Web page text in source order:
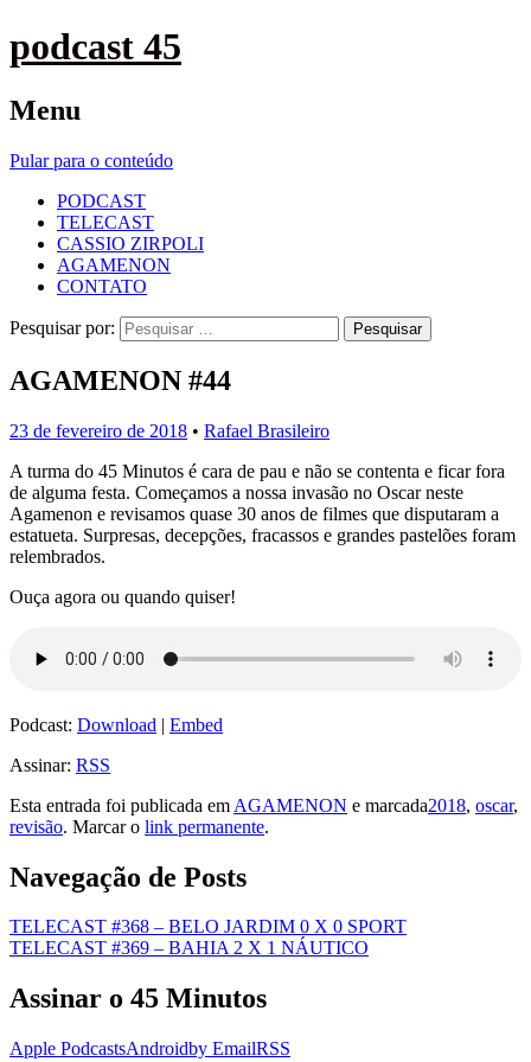
podcast 45
Menu
Pular para o conteúdo
PODCAST
TELECAST
CASSIO ZIRPOLI
AGAMENON
CONTATO
Pesquisar por:
AGAMENON #44
23 de fevereiro de 2018 • Rafael Brasileiro
A turma do 45 Minutos é cara de pau e não se contenta e ficar fora
de alguma festa. Começamos a nossa invasão no Oscar neste
Agamenon e revisamos quase 30 anos de filmes que disputaram a
estatueta. Surpresas, decepções, fracassos e grandes pastelões foram
relembrados.
Ouça agora ou quando quiser!
Podcast: Download | Embed
Assinar: RSS
Esta entrada foi publicada em AGAMENON e marcada2018, oscar,
revisão. Marcar o link permanente.
Navegação de Posts
TELECAST #368 – BELO JARDIM 0 X 0 SPORT
TELECAST #369 – BAHIA 2 X 1 NÁUTICO
Assinar o 45 Minutos
Apple PodcastsAndroidby EmailRSS